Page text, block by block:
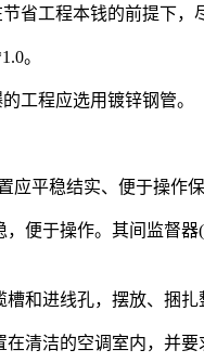
省工程本钱的前提下，
。
工程应选用镀锌钢管。
应平稳结实、便于操作
便于操作。其间监督
和进线孔，摆放、捆扎
清洁的空调室内，并